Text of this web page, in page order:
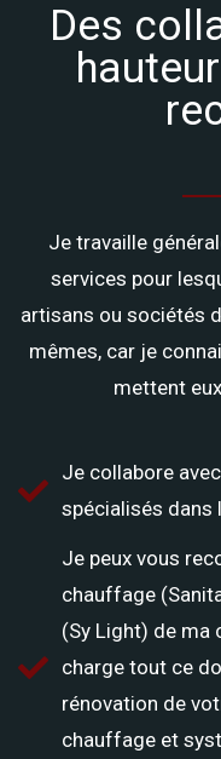
Des
Je travaille
services pour
artisans ou sociétés
mêmes, car je
mettent
Je collabore
spécialisés dans
Je peux vous
chauffage
(Sy Light) de ma
charge tout ce
rénovation de
chauffage et